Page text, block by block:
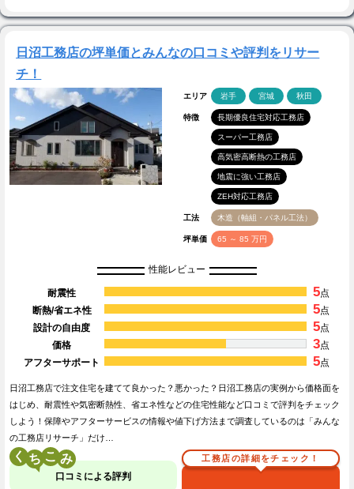
日沼工務店の坪単価とみんなの口コミや評判をリサー
チ！
エリア 岩手 宮城 秋田
特徴 長期優良住宅対応工務店
スーパー工務店
高気密高断熱の工務店
地震に強い工務店
ZEH対応工務店
工法 木造（軸組・パネル工法）
坪単価 65 ～ 85 万円
性能レビュー
耐震性 5点
断熱/省エネ性
5点
設計の自由度
5点
価格
3点
アフターサポート
5点
日沼工務店で注文住宅を建てて良かった？悪かった？日沼工務店の実例から価格面を
はじめ、耐震性や気密断熱性、省エネ性などの住宅性能など口コミで評判をチェック
しよう！保障やアフターサービスの情報や値下げ方法まで調査しているのは「みんな
の工務店リサーチ」だけ…
く こ
口コミによる評判
工務店の詳細をチェック！